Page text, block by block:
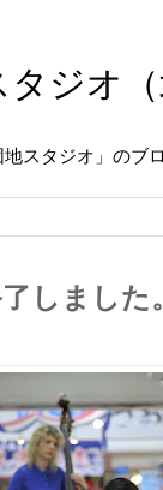
タジオ
スタジオ」のブ
しました